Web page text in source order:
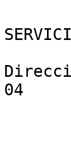
04